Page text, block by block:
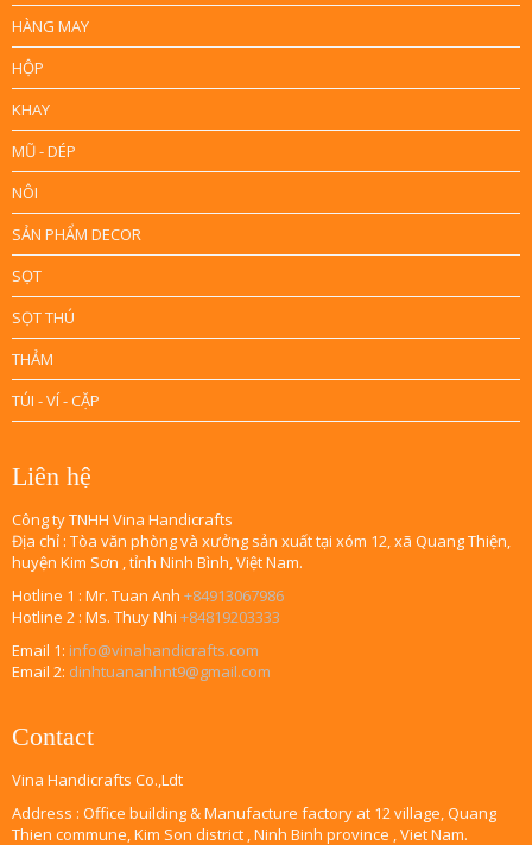
HÀNG MAY
HỘP
KHAY
MŨ - DÉP
NÔI
SẢN PHẨM DECOR
SỌT
SỌT THÚ
THẢM
TÚI - VÍ - CẶP
Liên hệ
Công ty TNHH Vina Handicrafts
Địa chỉ : Tòa văn phòng và xưởng sản xuất tại xóm 12, xã Quang Thiện,
huyện Kim Sơn , tỉnh Ninh Bình, Việt Nam.
Hotline 1 : Mr. Tuan Anh +84913067986
Hotline 2 : Ms. Thuy Nhi +84819203333
Email 1: info@vinahandicrafts.com
Email 2: dinhtuananhnt9@gmail.com
Contact
Vina Handicrafts Co.,Ldt
Address : Office building & Manufacture factory at 12 village, Quang
Thien commune, Kim Son district , Ninh Binh province , Viet Nam.